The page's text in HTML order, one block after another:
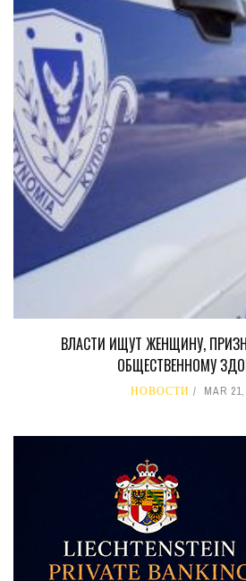
ВЛАСТИ ИЩУТ ЖЕНЩИНУ,
ОБЩЕСТВЕННОМУ
НОВОСТИ MAR